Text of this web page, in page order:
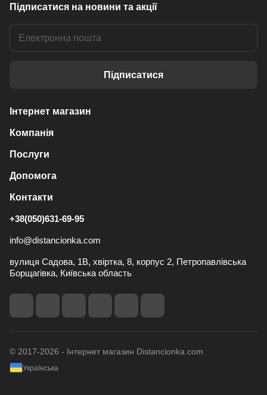
Підписатися на новини та акції
Підписатися
Інтернет магазин
Компанія
Послуги
Допомога
Контакти
+38(050)631-69-95
info@distancionka.com
вулиця Садова, 1В, хвіртка, 8, корпус 2, Петропавлівська
Борщагівка, Київська область
© 2017-2026 - Інтернет магазин Distancionka.com
Українська